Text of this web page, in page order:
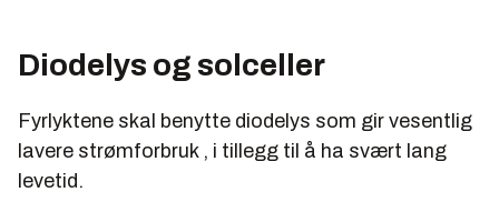
Diodelys og solceller
Fyrlyktene skal benytte diodelys som gir vesentlig
lavere strømforbruk , i tillegg til å ha svært lang
levetid.